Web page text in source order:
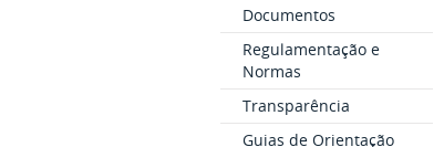
Documentos
Regulamentação e
Normas
Transparência
Guias de Orientação